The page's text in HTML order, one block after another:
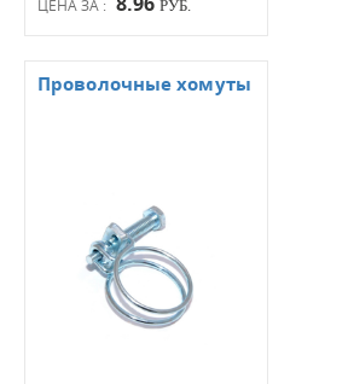
ЦЕНА ЗА : РУБ.
Проволочные хомуты